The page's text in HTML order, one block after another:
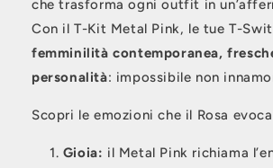
che trasforma ogni outfit in
Con il T-Kit Metal Pink, le tue T-
femminilità contemporanea,
personalità: impossibile non
Scopri le emozioni che il Rosa
Gioia: il Metal Pink richiama